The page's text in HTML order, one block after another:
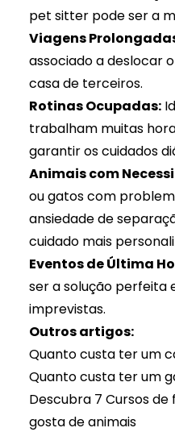
pet sitter pode ser a
Viagens
associado a deslocar
casa de terceiros.
Rotinas Ocupadas:
trabalham muitas
garantir os cuidados
Animais com
ou gatos com
ansiedade de
cuidado mais
Eventos de Última
ser a solução perfeita
imprevistas.
Outros artigos:
Quanto custa ter um
Quanto custa ter um
Descubra 7 Cursos
gosta de animais